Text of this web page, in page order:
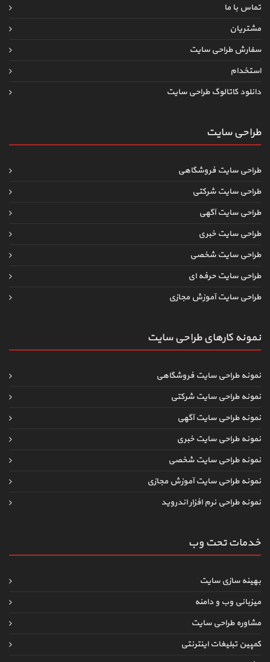
تماس با ما
مشتریان
سفارش طراحی سایت
استخدام
دانلود کاتالوگ طراحی سایت
طراحی سایت
طراحی سایت فروشگاهی
طراحی سایت شرکتی
طراحی سایت آگهی
طراحی سایت خبری
طراحی سایت شخصی
طراحی سایت حرفه ای
طراحی سایت آموزش مجازی
نمونه کارهای طراحی سایت
نمونه طراحی سایت فروشگاهی
نمونه طراحی سایت شرکتی
نمونه طراحی سایت آگهی
نمونه طراحی سایت خبری
نمونه طراحی سایت شخصی
نمونه طراحی سایت آموزش مجازی
نمونه طراحی نرم افزار اندروید
خدمات تحت وب
بهینه سازی سایت
میزبانی وب و دامنه
مشاوره طراحی سایت
کمپین تبلیغات اینترنتی